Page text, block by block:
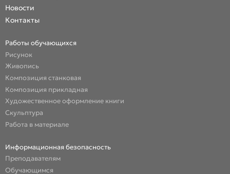
Новости
Контакты
Работы обучающихся
Рисунок
Живопись
Композиция станковая
Композиция прикладная
Художественное оформление книги
Скульптура
Работа в материале
Информационная безопасность
Преподавателям
Обучающимся